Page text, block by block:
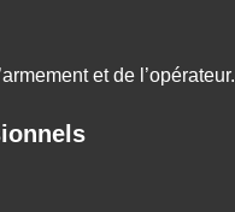
et de l’opérateur.